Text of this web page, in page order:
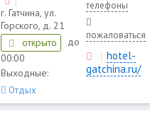
г. Гатчина, ул.
Горского, д. 21
открыто
до
00:00
Выходные:
Отдых
телефоны
пожаловаться
hotel-
gatchina.ru/